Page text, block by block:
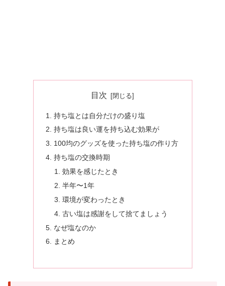
目次
持ち塩とは自分だけの盛り塩
持ち塩は良い運を持ち込む効果が
100均のグッズを使った持ち塩の作り方
持ち塩の交換時期
効果を感じたとき
半年〜1年
環境が変わったとき
古い塩は感謝をして捨てましょう
なぜ塩なのか
まとめ